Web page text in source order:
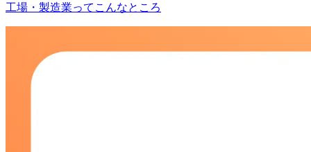
工場・製造業ってこんなところ